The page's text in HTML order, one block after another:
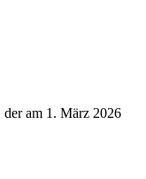
der am 1. März 2026